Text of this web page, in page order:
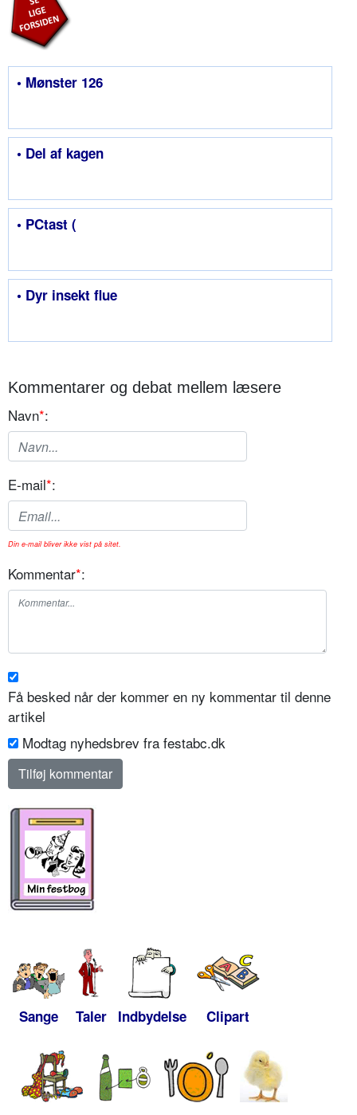
• Mønster 126
• Del af kagen
• PCtast (
• Dyr insekt flue
Kommentarer og debat mellem læsere
Navn*:
E-mail*:
Din e-mail bliver ikke vist på sitet.
Kommentar*:
Få besked når der kommer en ny kommentar til denne
artikel
Modtag nyhedsbrev fra festabc.dk
Sange Taler Indbydelse Clipart